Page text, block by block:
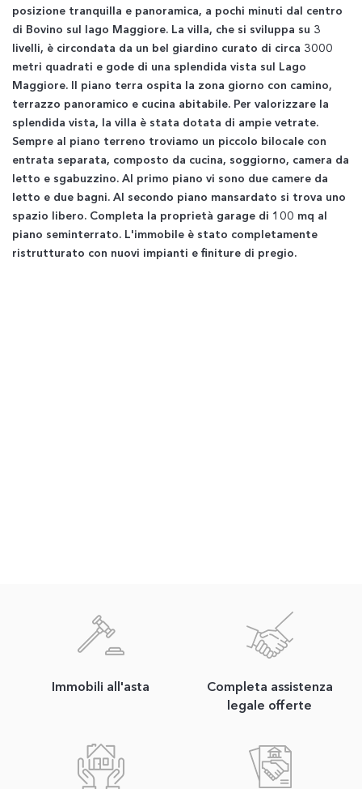
posizione tranquilla e panoramica, a pochi minuti dal centro
di Bovino sul lago Maggiore. La villa, che si sviluppa su 3
livelli, è circondata da un bel giardino curato di circa 3000
metri quadrati e gode di una splendida vista sul Lago
Maggiore. Il piano terra ospita la zona giorno con camino,
terrazzo panoramico e cucina abitabile. Per valorizzare la
splendida vista, la villa è stata dotata di ampie vetrate.
Sempre al piano terreno troviamo un piccolo bilocale con
entrata separata, composto da cucina, soggiorno, camera da
letto e sgabuzzino. Al primo piano vi sono due camere da
letto e due bagni. Al secondo piano mansardato si trova uno
spazio libero. Completa la proprietà garage di 100 mq al
piano seminterrato. L'immobile è stato completamente
ristrutturato con nuovi impianti e finiture di pregio.
Immobili all'asta
Completa assistenza
legale offerte